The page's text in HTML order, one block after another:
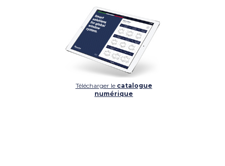
Télécharger le catalogue
numérique